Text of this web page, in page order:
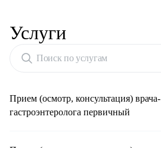
Услуги
Поиск по услугам
Прием (осмотр, консультация) врача-
гастроэнтеролога первичный